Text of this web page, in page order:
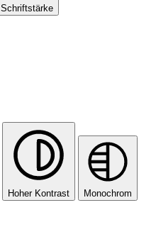
Schriftstärke
Hoher Kontrast Monochrom